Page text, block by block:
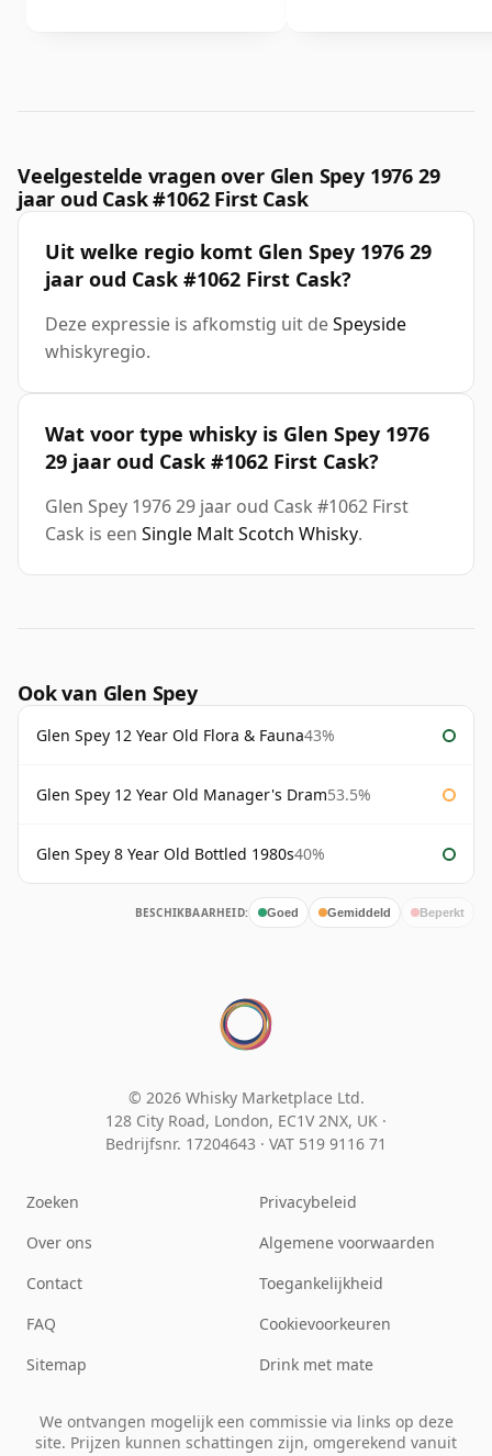
Veelgestelde vragen over Glen Spey 1976 29
jaar oud Cask #1062 First Cask
Uit welke regio komt Glen Spey 1976 29
jaar oud Cask #1062 First Cask?
Deze expressie is afkomstig uit deSpeyside
whiskyregio.
Wat voor type whisky is Glen Spey 1976
29 jaar oud Cask #1062 First Cask?
Glen Spey 1976 29 jaar oud Cask #1062 First
Cask is een Single Malt Scotch Whisky.
Ook van Glen Spey
Glen Spey 12 Year Old Flora & Fauna43%
Glen Spey 12 Year Old Manager's Dram53.5%
Glen Spey 8 Year Old Bottled 1980s40%
BESCHIKBAARHEID: Goed Gemiddeld Beperkt
© 2026 Whisky Marketplace Ltd.
128 City Road, London, EC1V 2NX, UK ·
Bedrijfsnr. 17204643 · VAT 519 9116 71
Zoeken
Over ons
Contact
FAQ
Sitemap
Privacybeleid
Algemene voorwaarden
Toegankelijkheid
Cookievoorkeuren
Drink met mate
We ontvangen mogelijk een commissie via links op deze
site. Prijzen kunnen schattingen zijn, omgerekend vanuit